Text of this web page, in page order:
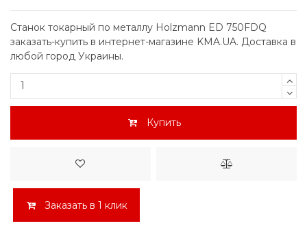
Станок токарный по металлу Holzmann ED 750FDQ
заказать-купить в интернет-магазине KMA.UA. Доставка в
любой город Украины.
Купить
Заказать в 1 клик